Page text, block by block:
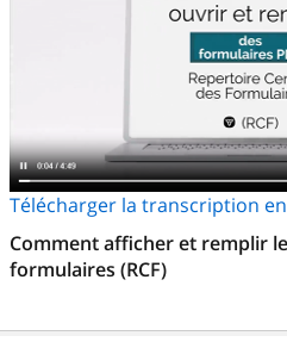
Télécharger la transcription
Comment afficher et remplir
formulaires (RCF)